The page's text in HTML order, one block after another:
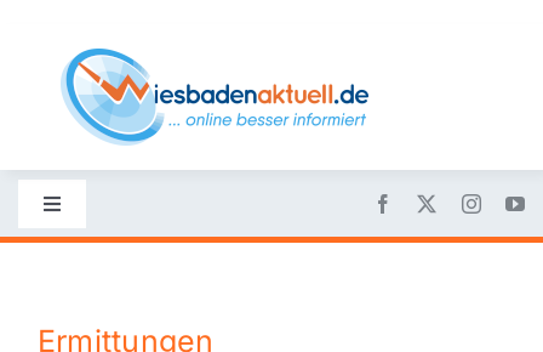
content
Toggle
Navigation
Nachrichten
Ermittungen